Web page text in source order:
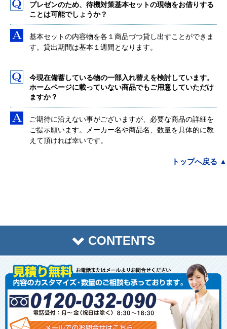
プレゼンのため、待機対策基本セットの現物をお借りする
ことは可能でしょうか？
基本セットの内容物を各１商品づつ貸し出すことができま
す。貸出期間は基本１週間となります。
今現在備蓄している物の一部入れ替えを検討しています。
ホームページに載っていない商品でもご用意していただけ
ますか？
ご期待に沿えない事がございますが、必要な商品の詳細を
ご提示願います。メーカー名や商品名、数量を具体的に教
えて頂ければ幸いです。
トップへ戻る ▲
CONTENTS
トップページ
商品一覧
お客様の声